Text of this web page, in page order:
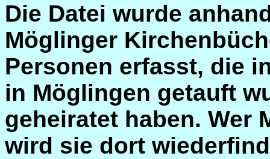
Die Datei wurde
Möglinger
Personen erfasst, die
in Möglingen getauft
geheiratet haben. Wer
wird sie dort